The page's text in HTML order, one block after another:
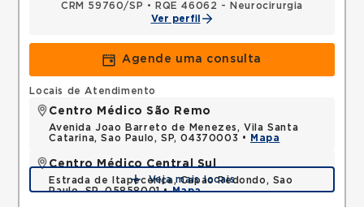
CRM 59760/SP •
RQE 46062 - Neurocirurgia
Ver perfil
Agende uma consulta
Locais de Atendimento
Centro Médico São Remo
Avenida Joao Barreto de Menezes, Vila Santa
Catarina, Sao Paulo, SP, 04370003 •
Mapa
Centro Médico Central Sul
Estrada de Itapecerica, Capao Redondo, Sao
Paulo, SP, 05858001 •Mapa
Veja mais locais